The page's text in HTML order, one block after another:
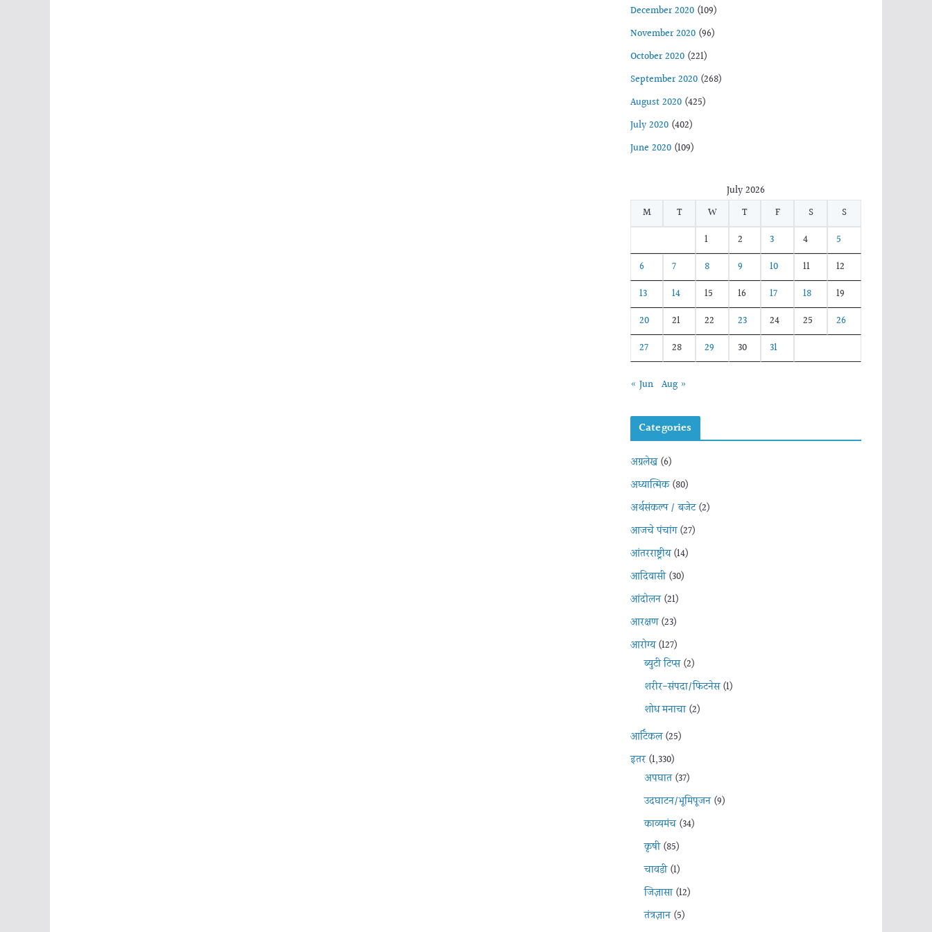
December 2020 (109)
November 2020 (96)
October 2020 (221)
September 2020 (268)
August 2020 (425)
July 2020 (402)
June 2020 (109)
July 2026
M
T W T F S
S
1
2 3 4
5
6
7 8 9 10 11
12
13
14 15 16 17 18
19
20
21 22 23 24 25
26
27
28 29 30 31
« Jun Aug »
Categories
अग्रलेख(6)
अध्यात्मिक(80)
अर्थसंकल्प / बजेट(2)
आजचे पंचांग(27)
आंतरराष्ट्रीय(14)
आदिवासी(30)
आंदोलन(21)
आरक्षण(23)
आरोग्य(127)
ब्युटी टिप्स(2)
शरीर-संपदा/फिटनेस(1)
शोध मनाचा(2)
आर्टिकल(25)
इतर(1,330)
अपघात(37)
उदघाटन/भूमिपूजन(9)
काव्यमंच(34)
कृषी(85)
चावडी(1)
जिज्ञासा(12)
तंत्रज्ञान(5)